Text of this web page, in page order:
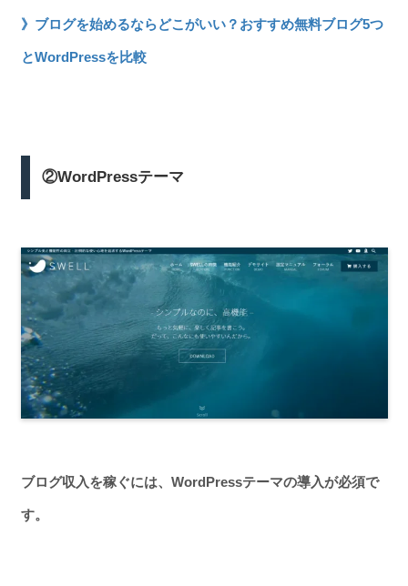
》ブログを始めるならどこがいい？おすすめ無料ブログ5つ
とWordPressを比較
②WordPressテーマ
ブログ収入を稼ぐには、WordPressテーマの導入が必須で
す。